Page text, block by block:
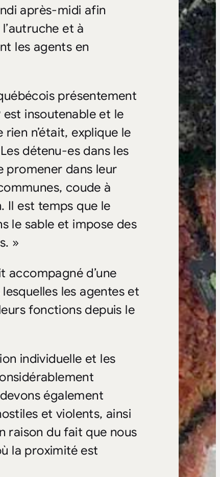
après-midi afin
et à
les agents en
présentement
est insoutenable et le
n’était, explique le
détenu-es dans les
promener dans leur
coude à
Il est temps que le
le sable et impose des
»
accompagné d’une
les agentes et
fonctions depuis le
individuelle et les
également
et violents, ainsi
raison du fait que nous
la proximité est